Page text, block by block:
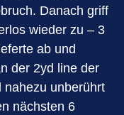
Danach griff
wieder zu – 3
ab und
der 2yd line der
nahezu unberührt
nächsten 6